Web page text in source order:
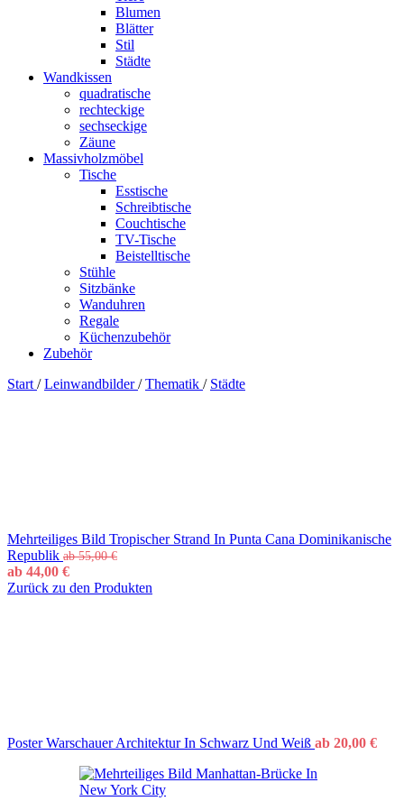
Blumen
Blätter
Stil
Städte
Wandkissen
quadratische
rechteckige
sechseckige
Zäune
Massivholzmöbel
Tische
Esstische
Schreibtische
Couchtische
TV-Tische
Beistelltische
Stühle
Sitzbänke
Wanduhren
Regale
Küchenzubehör
Zubehör
Start / Leinwandbilder/ Thematik / Städte
Mehrteiliges Bild Tropischer Strand In Punta Cana Dominikanische
Republik ab55,00€
ab 44,00 €
Zurück zu den Produkten
Poster Warschauer Architektur In Schwarz Und Weiß ab 20,00 €